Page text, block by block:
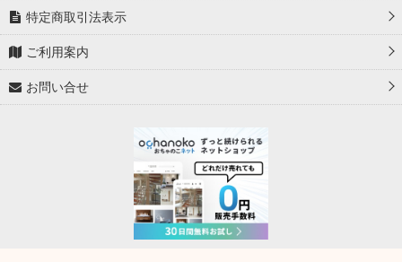
特定商取引法表示
ご利用案内
お問い合せ